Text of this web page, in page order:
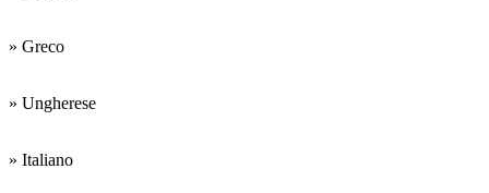
» Greco
» Ungherese
» Italiano